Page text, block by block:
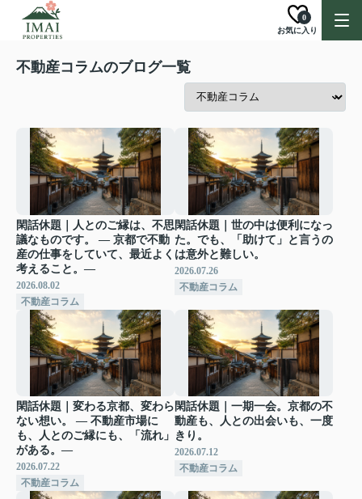
お気に入り
0
不動産コラムのブログ一覧
閑話休題｜人とのご縁は、不思
議なものです。 ― 京都で不動
産の仕事をしていて、最近よく
考えること。―
2026.08.02
不動産コラム
閑話休題｜世の中は便利になっ
た。でも、「助けて」と言うの
は意外と難しい。
2026.07.26
不動産コラム
閑話休題｜変わる京都、変わら
ない想い。 ― 不動産市場に
も、人とのご縁にも、「流れ」
がある。―
2026.07.22
不動産コラム
閑話休題｜一期一会。京都の不
動産も、人との出会いも、一度
きり。
2026.07.12
不動産コラム